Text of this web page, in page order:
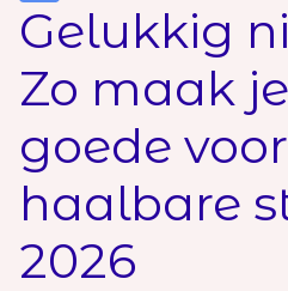
Gelukkig
Zo maak
goede
haalbare
2026